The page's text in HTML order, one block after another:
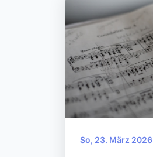
So, 23. März 2026